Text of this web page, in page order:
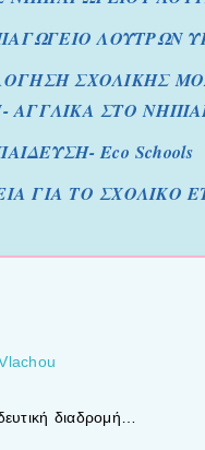
ΛΟΥΤΡΩΝ
ΣΧΟΛΙΚΗΣ
ΑΓΓΛΙΚΑ ΣΤΟ
Eco Schools
ΓΙΑ ΤΟ ΣΧΟΛΙΚΟ
διαδρομή…